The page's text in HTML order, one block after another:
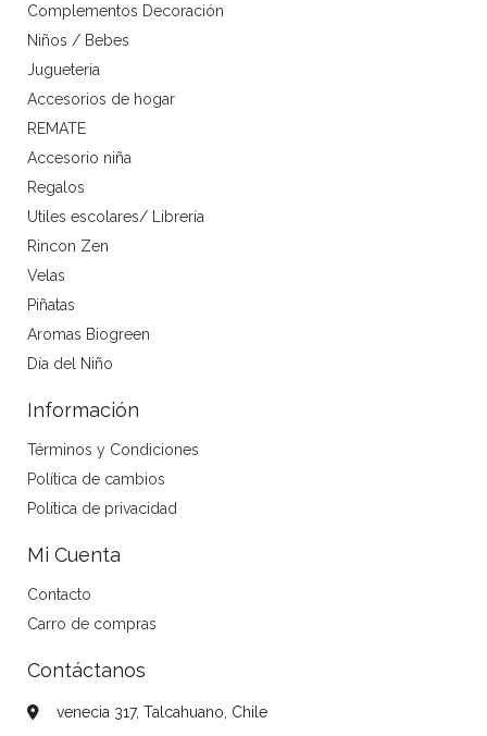
Complementos Decoración
Niños / Bebes
Jugueteria
Accesorios de hogar
REMATE
Accesorio niña
Regalos
Utiles escolares/ Librería
Rincon Zen
Velas
Piñatas
Aromas Biogreen
Día del Niño
Información
Términos y Condiciones
Política de cambios
Política de privacidad
Mi Cuenta
Contacto
Carro de compras
Contáctanos
venecia 317, Talcahuano, Chile